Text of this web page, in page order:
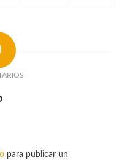
para publicar un